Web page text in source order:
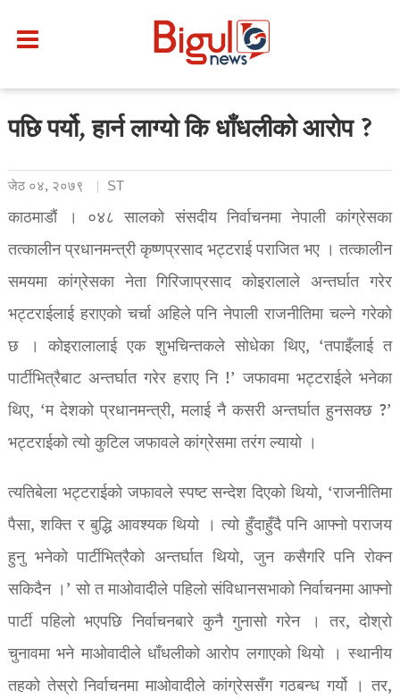
पछि पर्यो, हार्न लाग्यो कि धाँधलीको आरोप ?
जेठ ०४, २०७९ ST
काठमाडौं । ०४८ सालको संसदीय निर्वाचनमा नेपाली कांग्रेसका
तत्कालीन प्रधानमन्त्री कृष्णप्रसाद भट्टराई पराजित भए । तत्कालीन
समयमा कांग्रेसका नेता गिरिजाप्रसाद कोइरालाले अन्तर्घात गरेर
भट्टराईलाई हराएको चर्चा अहिले पनि नेपाली राजनीतिमा चल्ने गरेको
छ । कोइरालालाई एक शुभचिन्तकले सोधेका थिए, ‘तपाइँलाई त
पार्टीभित्रैबाट अन्तर्घात गरेर हराए नि !’ जफावमा भट्टराईले भनेका
थिए, ‘म देशको प्रधानमन्त्री, मलाई नै कसरी अन्तर्घात हुनसक्छ ?’
भट्टराईको त्यो कुटिल जफावले कांग्रेसमा तरंग ल्यायो ।
त्यतिबेला भट्टराईको जफावले स्पष्ट सन्देश दिएको थियो, ‘राजनीतिमा
पैसा, शक्ति र बुद्धि आवश्यक थियो । त्यो हुँदाहुँदै पनि आफ्नो पराजय
हुनु भनेको पार्टीभित्रैको अन्तर्घात थियो, जुन कसैगरि पनि रोक्न
सकिदैन ।’ सो त माओवादीले पहिलो संविधानसभाको निर्वाचनमा आफ्नो
पार्टी पहिलो भएपछि निर्वाचनबारे कुनै गुनासो गरेन । तर, दोश्रो
चुनावमा भने माओवादीले धाँधलीको आरोप लगाएको थियो । स्थानीय
तहको तेस्रो निर्वाचनमा माओवादीले कांग्रेससँग गठबन्ध गर्यो । तर,